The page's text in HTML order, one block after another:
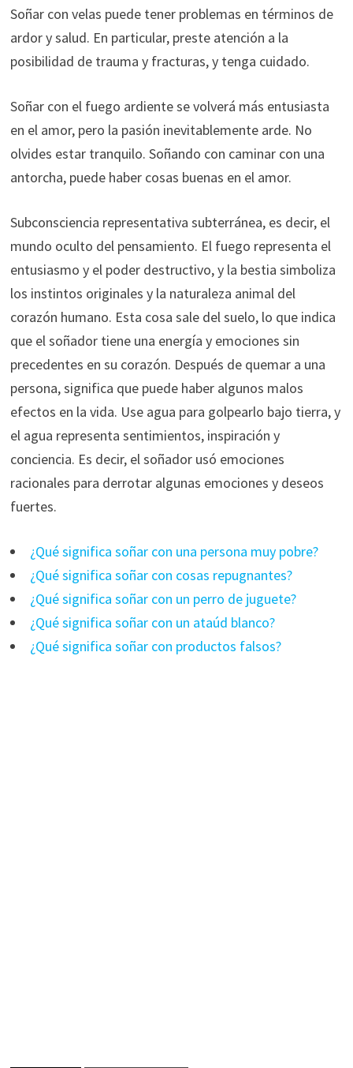
Soñar con velas puede tener problemas en términos de
ardor y salud. En particular, preste atención a la
posibilidad de trauma y fracturas, y tenga cuidado.
Soñar con el fuego ardiente se volverá más entusiasta
en el amor, pero la pasión inevitablemente arde. No
olvides estar tranquilo. Soñando con caminar con una
antorcha, puede haber cosas buenas en el amor.
Subconsciencia representativa subterránea, es decir, el
mundo oculto del pensamiento. El fuego representa el
entusiasmo y el poder destructivo, y la bestia simboliza
los instintos originales y la naturaleza animal del
corazón humano. Esta cosa sale del suelo, lo que indica
que el soñador tiene una energía y emociones sin
precedentes en su corazón. Después de quemar a una
persona, significa que puede haber algunos malos
efectos en la vida. Use agua para golpearlo bajo tierra, y
el agua representa sentimientos, inspiración y
conciencia. Es decir, el soñador usó emociones
racionales para derrotar algunas emociones y deseos
fuertes.
¿Qué significa soñar con una persona muy pobre?
¿Qué significa soñar con cosas repugnantes?
¿Qué significa soñar con un perro de juguete?
¿Qué significa soñar con un ataúd blanco?
¿Qué significa soñar con productos falsos?